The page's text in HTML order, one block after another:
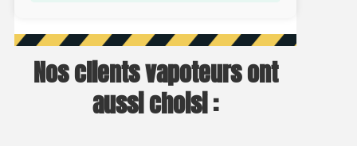
Nos clients vapoteurs ont
aussi choisi :